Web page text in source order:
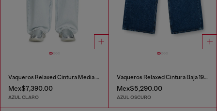
Vaqueros Relaxed Cintura Media 1997 D-Enim-M
Mex$7,390.00
AZUL CLARO
Vaqueros Relaxed Cintura Baja 1996 D-Sire
Mex$5,290.00
AZUL OSCURO